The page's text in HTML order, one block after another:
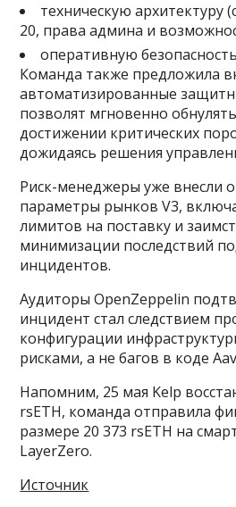
техническую архитектуру
20, права админа и
оперативную
Команда также предложила
автоматизированные
позволят мгновенно
достижении критических
дожидаясь решения
Риск-менеджеры уже внесли
параметры рынков V3,
лимитов на поставку и
минимизации последствий
инцидентов.
Аудиторы OpenZeppelin
инцидент стал следствием
конфигурации
рисками, а не багов в коде
Напомним, 25 мая Kelp
rsETH, команда отправила
размере 20 373 rsETH на
LayerZero.
Источник